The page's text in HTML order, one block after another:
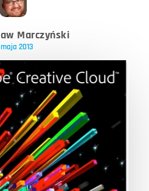
Marczyński
2013